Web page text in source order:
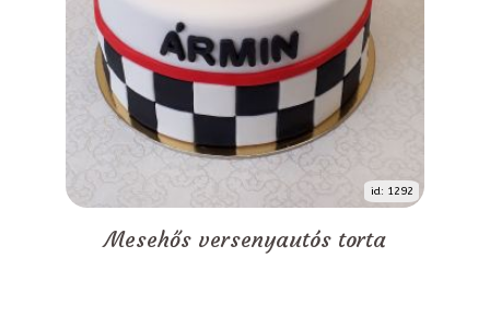
id: 1292
Mesehős versenyautós torta